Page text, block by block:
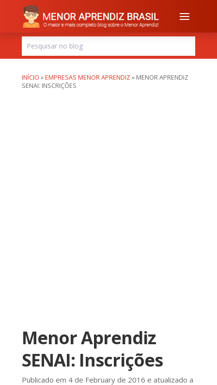
INÍCIO »EMPRESAS MENOR APRENDIZ» MENOR APRENDIZ
SENAI: INSCRIÇÕES
Menor Aprendiz
SENAI: Inscrições
Publicado em 4 de February de 2016 e atualizado a